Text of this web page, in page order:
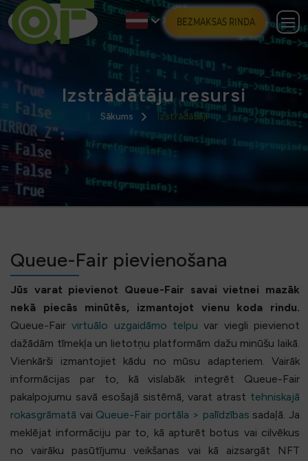
BEZMAKSAS RINDA
Izstrādātāju resursi
Sākums Izstrādātāji
Queue-Fair pievienošana
Jūs varat pievienot Queue-Fair savai vietnei mazāk
nekā piecās minūtēs, izmantojot vienu koda rindu.
Queue-Fairvirtuālo uzgaidāmo telpu var viegli pievienot
dažādām tīmekļa un lietotņu platformām dažu minūšu laikā.
Vienkārši izmantojiet kādu no mūsu adapteriem. Vairāk
informācijas par to, kā vislabāk integrēt Queue-Fair
pakalpojumu savā esošajā sistēmā, varat atrast tehniskajā
rokasgrāmatā vai Queue-Fair portāla > palīdzības sadaļā. Ja
meklējat informāciju par to, kā apturēt botus vai cilvēkus
no vairāku pasūtījumu veikšanas vai kā aizsargāt NFT